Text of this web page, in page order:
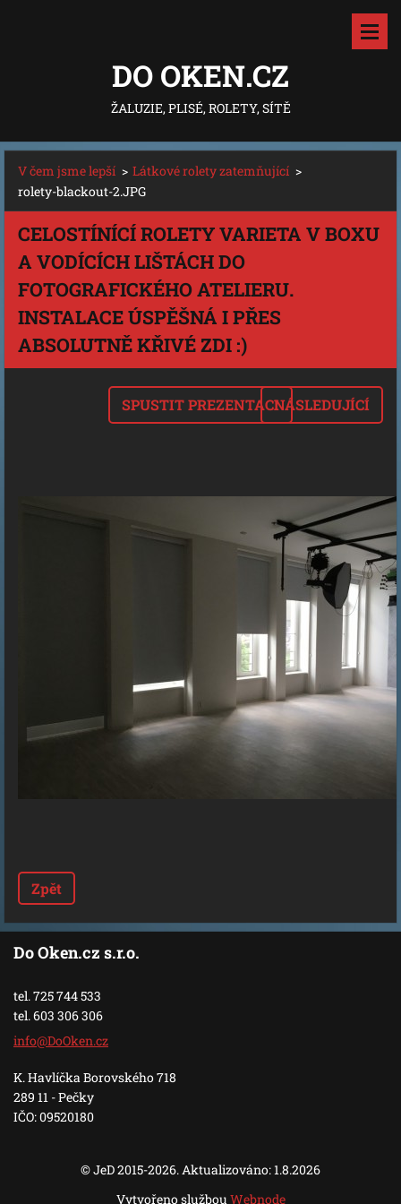
DO OKEN.CZ
ŽALUZIE, PLISÉ, ROLETY, SÍTĚ
V čem jsme lepší > Látkové rolety zatemňující >
rolety-blackout-2.JPG
CELOSTÍNÍCÍ ROLETY VARIETA V BOXU
A VODÍCÍCH LIŠTÁCH DO
FOTOGRAFICKÉHO ATELIERU.
INSTALACE ÚSPĚŠNÁ I PŘES
ABSOLUTNĚ KŘIVÉ ZDI :)
SPUSTIT PREZENTACINÁSLEDUJÍCÍ
Zpět
Do Oken.cz s.r.o.
tel. 725 744 533
tel. 603 306 306
info@DoOken.cz
K. Havlíčka Borovského 718
289 11 - Pečky
IČO: 09520180
© JeD 2015-2026. Aktualizováno: 1.8.2026
Vytvořeno službou Webnode